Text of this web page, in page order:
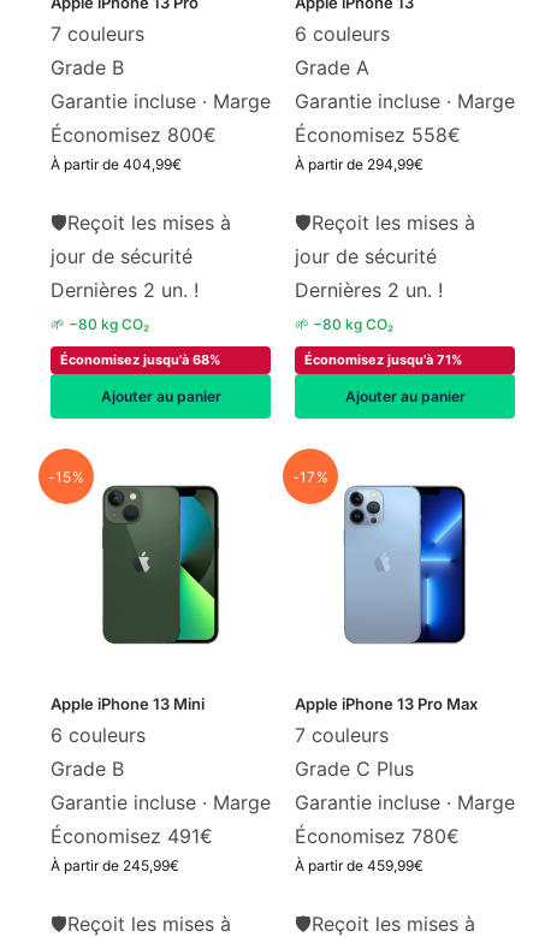
7 couleurs
Grade B
Garantie incluse · Marge
Économisez 800€
À partir de 404,99€
🛡Reçoit les mises à
jour de sécurité
Dernières 2 un. !
🌱 −80 kg CO₂
Économisez jusqu'à 68%
Ajouter au panier
6 couleurs
Grade A
Garantie incluse · Marge
Économisez 558€
À partir de 294,99€
🛡Reçoit les mises à
jour de sécurité
Dernières 2 un. !
🌱 −80 kg CO₂
Économisez jusqu'à 71%
Ajouter au panier
-15%
Apple iPhone 13 Mini
6 couleurs
Grade B
Garantie incluse · Marge
Économisez 491€
À partir de 245,99€
🛡Reçoit les mises à
-17%
Apple iPhone 13 Pro Max
7 couleurs
Grade C Plus
Garantie incluse · Marge
Économisez 780€
À partir de 459,99€
🛡Reçoit les mises à